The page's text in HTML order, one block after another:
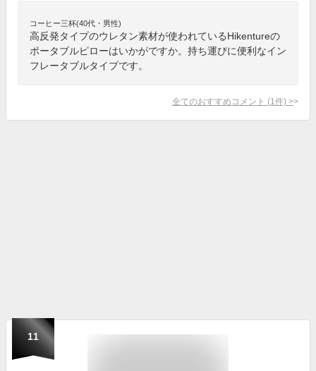
コーヒー三杯(40代・男性)
高反発タイプのウレタン素材が使われているHikentureの
ポータブルピローはいかがですか。持ち運びに便利なイン
フレータブルタイプです。
全てのおすすめコメント (1 件) >
11